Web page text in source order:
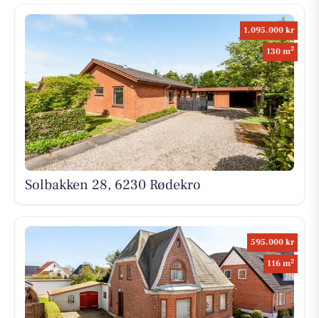
1.095.000 kr
130 m2
Solbakken 28, 6230 Rødekro
595.000 kr
116 m2